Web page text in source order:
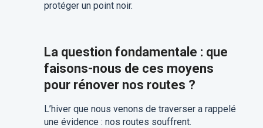
protéger un point noir.
La question fondamentale : que
faisons-nous de ces moyens
pour rénover nos routes ?
L’hiver que nous venons de traverser a rappelé
une évidence : nos routes souffrent.